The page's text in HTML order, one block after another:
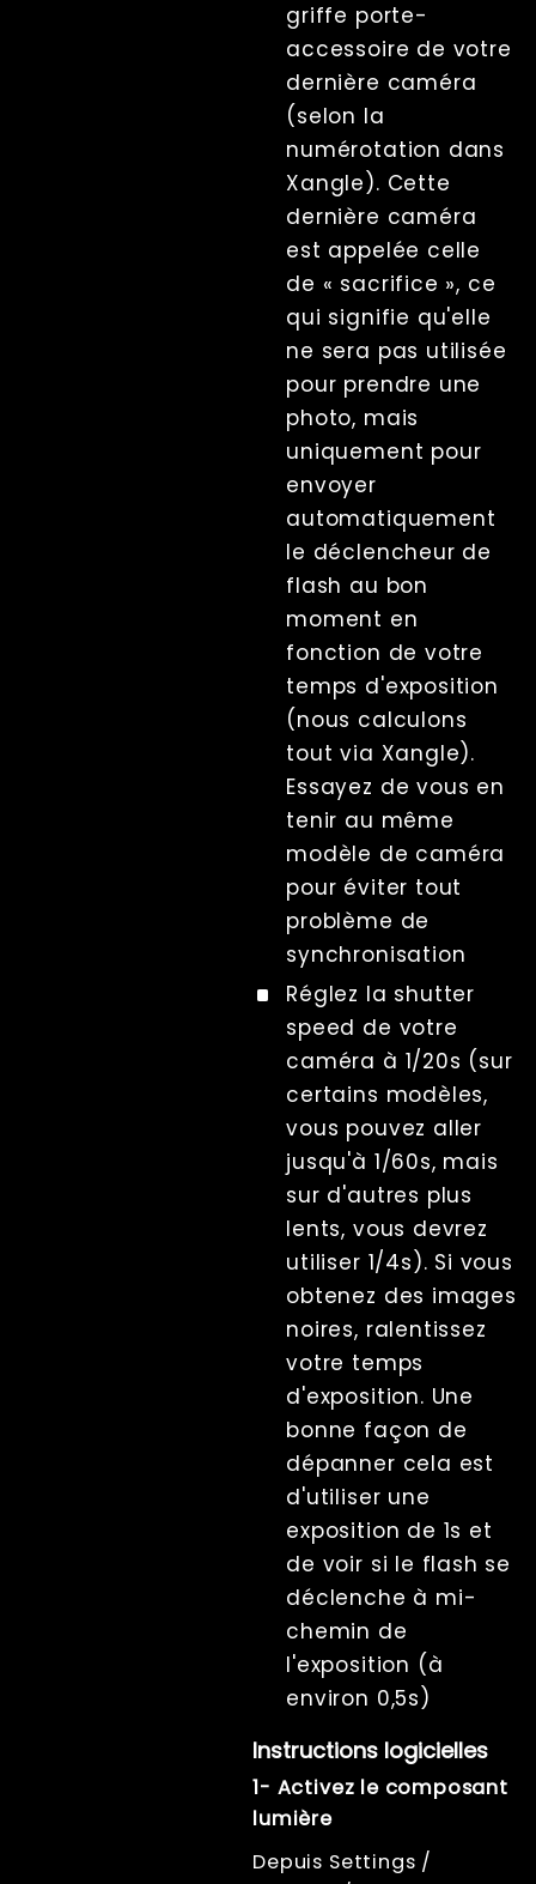
griffe porte-
accessoire de votre
dernière caméra
(selon la
numérotation dans
Xangle). Cette
dernière caméra
est appelée celle
de « sacrifice », ce
qui signifie qu'elle
ne sera pas utilisée
pour prendre une
photo, mais
uniquement pour
envoyer
automatiquement
le déclencheur de
flash au bon
moment en
fonction de votre
temps d'exposition
(nous calculons
tout via Xangle).
Essayez de vous en
tenir au même
modèle de caméra
pour éviter tout
problème de
synchronisation
Réglez la shutter
speed de votre
caméra à 1/20s (sur
certains modèles,
vous pouvez aller
jusqu'à 1/60s, mais
sur d'autres plus
lents, vous devrez
utiliser 1/4s). Si vous
obtenez des images
noires, ralentissez
votre temps
d'exposition. Une
bonne façon de
dépanner cela est
d'utiliser une
exposition de 1s et
de voir si le flash se
déclenche à mi-
chemin de
l'exposition (à
environ 0,5s)
Instructions logicielles
1- Activez le composant
lumière
Depuis Settings /